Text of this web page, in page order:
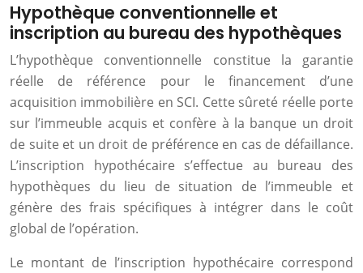
Hypothèque conventionnelle et
inscription au bureau des hypothèques
L’hypothèque conventionnelle constitue la garantie
réelle de référence pour le financement d’une
acquisition immobilière en SCI. Cette sûreté réelle porte
sur l’immeuble acquis et confère à la banque un droit
de suite et un droit de préférence en cas de défaillance.
L’inscription hypothécaire s’effectue au bureau des
hypothèques du lieu de situation de l’immeuble et
génère des frais spécifiques à intégrer dans le coût
global de l’opération.
Le montant de l’inscription hypothécaire correspond